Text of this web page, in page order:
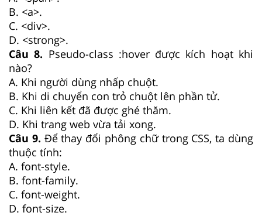
B. <a>.
C. <div>.
D. <strong>.
Câu 8. Pseudo-class :hover được kích hoạt khi
nào?
A. Khi người dùng nhấp chuột.
B. Khi di chuyển con trỏ chuột lên phần tử.
C. Khi liên kết đã được ghé thăm.
D. Khi trang web vừa tải xong.
Câu 9. Để thay đổi phông chữ trong CSS, ta dùng
thuộc tính:
A. font-style.
B. font-family.
C. font-weight.
D. font-size.